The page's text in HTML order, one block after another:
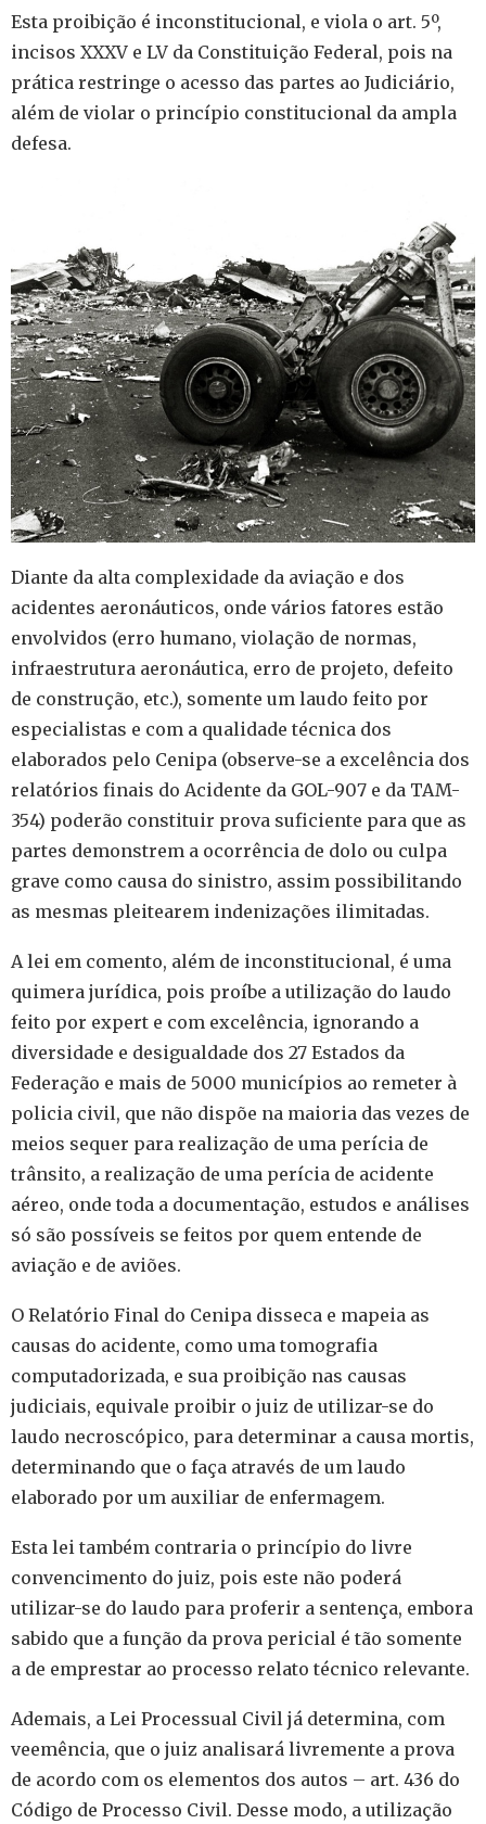
Esta proibição é inconstitucional, e viola o art. 5º,
incisos XXXV e LV da Constituição Federal, pois na
prática restringe o acesso das partes ao Judiciário,
além de violar o princípio constitucional da ampla
defesa.
Diante da alta complexidade da aviação e dos
acidentes aeronáuticos, onde vários fatores estão
envolvidos (erro humano, violação de normas,
infraestrutura aeronáutica, erro de projeto, defeito
de construção, etc.), somente um laudo feito por
especialistas e com a qualidade técnica dos
elaborados pelo Cenipa (observe-se a excelência dos
relatórios finais do Acidente da GOL-907 e da TAM-
354) poderão constituir prova suficiente para que as
partes demonstrem a ocorrência de dolo ou culpa
grave como causa do sinistro, assim possibilitando
as mesmas pleitearem indenizações ilimitadas.
A lei em comento, além de inconstitucional, é uma
quimera jurídica, pois proíbe a utilização do laudo
feito por expert e com excelência, ignorando a
diversidade e desigualdade dos 27 Estados da
Federação e mais de 5000 municípios ao remeter à
policia civil, que não dispõe na maioria das vezes de
meios sequer para realização de uma perícia de
trânsito, a realização de uma perícia de acidente
aéreo, onde toda a documentação, estudos e análises
só são possíveis se feitos por quem entende de
aviação e de aviões.
O Relatório Final do Cenipa disseca e mapeia as
causas do acidente, como uma tomografia
computadorizada, e sua proibição nas causas
judiciais, equivale proibir o juiz de utilizar-se do
laudo necroscópico, para determinar a causa mortis,
determinando que o faça através de um laudo
elaborado por um auxiliar de enfermagem.
Esta lei também contraria o princípio do livre
convencimento do juiz, pois este não poderá
utilizar-se do laudo para proferir a sentença, embora
sabido que a função da prova pericial é tão somente
a de emprestar ao processo relato técnico relevante.
Ademais, a Lei Processual Civil já determina, com
veemência, que o juiz analisará livremente a prova
de acordo com os elementos dos autos – art. 436 do
Código de Processo Civil. Desse modo, a utilização